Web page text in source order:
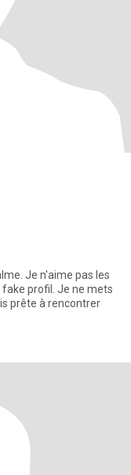
Je n'aime pas les
prête à rencontrer